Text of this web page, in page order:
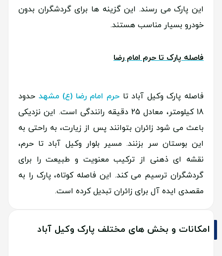
این پارک می رسند. این گزینه ها برای گردشگران بدون
خودرو بسیار مناسب هستند.
فاصله پارک تا حرم امام رضا
فاصله پارک وکیل آباد تا حرم امام رضا (ع) مشهد حدود
18 کیلومتر، معادل 25 دقیقه رانندگی است. این نزدیکی
باعث می شود زائران بتوانند پس از زیارت، به راحتی به
این بوستان سر بزنند. مسیر بلوار وکیل آباد تا حرم،
نقشه ای ذهنی از ترکیب معنویت و طبیعت را برای
گردشگران ترسیم می کند. این فاصله کوتاه، پارک را به
مقصدی ایده آل برای زائران تبدیل کرده است.
امکانات و بخش های مختلف پارک وکیل آباد